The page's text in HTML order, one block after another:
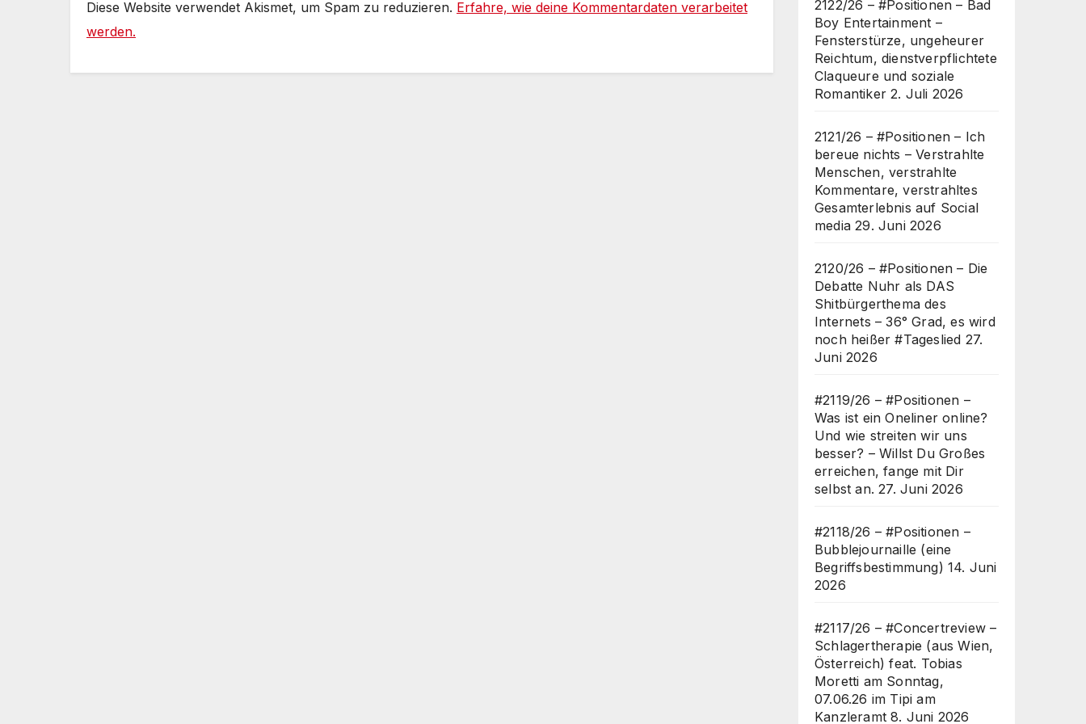
Diese Website verwendet Akismet, um Spam zu reduzieren. Erfahre, wie deine Kommentardaten verarbeitet
werden.
2122/26 – #Positionen – Bad
Boy Entertainment –
Fensterstürze, ungeheurer
Reichtum, dienstverpflichtete
Claqueure und soziale
Romantiker 2. Juli 2026
2121/26 – #Positionen – Ich
bereue nichts – Verstrahlte
Menschen, verstrahlte
Kommentare, verstrahltes
Gesamterlebnis auf Social
media 29. Juni 2026
2120/26 – #Positionen – Die
Debatte Nuhr als DAS
Shitbürgerthema des
Internets – 36° Grad, es wird
noch heißer #Tageslied 27.
Juni 2026
#2119/26 – #Positionen –
Was ist ein Oneliner online?
Und wie streiten wir uns
besser? – Willst Du Großes
erreichen, fange mit Dir
selbst an. 27. Juni 2026
#2118/26 – #Positionen –
Bubblejournaille (eine
Begriffsbestimmung) 14. Juni
2026
#2117/26 – #Concertreview –
Schlagertherapie (aus Wien,
Österreich) feat. Tobias
Moretti am Sonntag,
07.06.26 im Tipi am
Kanzleramt 8. Juni 2026